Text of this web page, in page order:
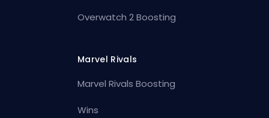
Overwatch 2 Boosting
Marvel Rivals
Marvel Rivals Boosting
Wins